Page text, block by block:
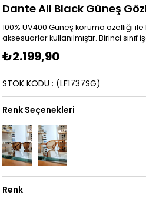
Dante All Black Güneş
100% UV400 Güneş koruma özelliği
aksesuarlar kullanılmıştır. Birinci
₺2.199,90
(LF1737SG)
STOK KODU
Renk Seçenekleri
Renk